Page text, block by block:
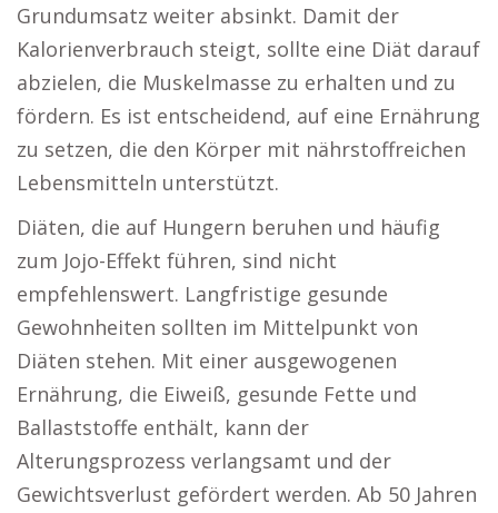
Grundumsatz weiter absinkt. Damit der
Kalorienverbrauch steigt, sollte eine Diät darauf
abzielen, die Muskelmasse zu erhalten und zu
fördern. Es ist entscheidend, auf eine Ernährung
zu setzen, die den Körper mit nährstoffreichen
Lebensmitteln unterstützt.
Diäten, die auf Hungern beruhen und häufig
zum Jojo-Effekt führen, sind nicht
empfehlenswert. Langfristige gesunde
Gewohnheiten sollten im Mittelpunkt von
Diäten stehen. Mit einer ausgewogenen
Ernährung, die Eiweiß, gesunde Fette und
Ballaststoffe enthält, kann der
Alterungsprozess verlangsamt und der
Gewichtsverlust gefördert werden. Ab 50 Jahren